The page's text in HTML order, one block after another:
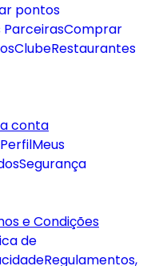
pontos
ParceirasComprar
ClubeRestaurantes
conta
Meus
Segurança
e Condições
de
Regulamentos,